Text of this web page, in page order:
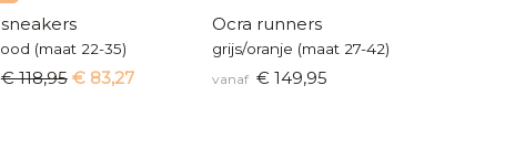
(maat 22-35)
€ 118,95 € 83,27
Ocra runners
grijs/oranje (maat 27-42)
vanaf € 149,95